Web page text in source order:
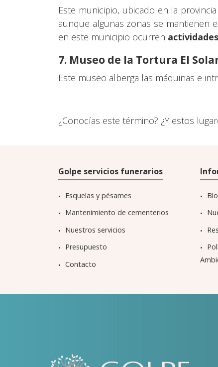
Este municipio, ubicado en la
aunque algunas zonas se mantienen
en este municipio ocurren
7. Museo de la Tortura El
Este museo alberga las máquinas e
¿Conocías este término? ¿Y estos
Golpe servicios funerarios
Esquelas y pésames
Mantenimiento de cementerios
Nuestros servicios
Presupuesto
Contacto